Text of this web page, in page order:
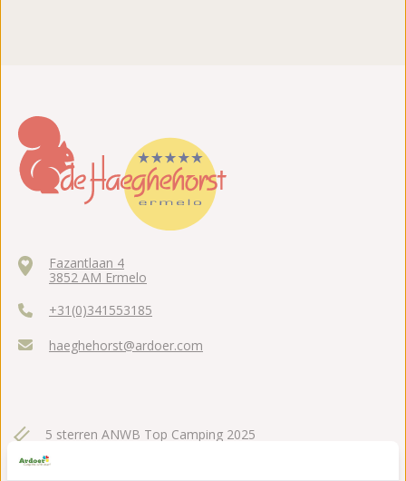
Fazantlaan 4
3852 AM Ermelo
+31(0)341553185
haeghehorst@ardoer.com
5 sterren ANWB Top Camping 2025
Van rustieke tent tot luxe wellnessbungalow en glamping